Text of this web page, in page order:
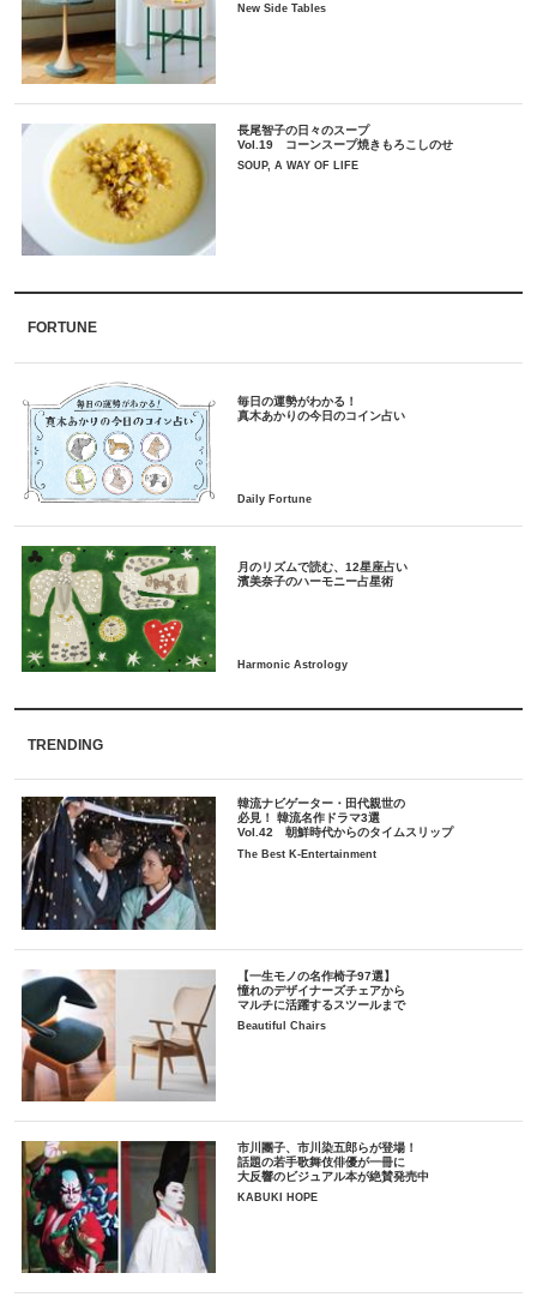
New Side Tables
長尾智子の日々のスープ
Vol.19 コーンスープ焼きもろこしのせ
SOUP, A WAY OF LIFE
FORTUNE
毎日の運勢がわかる！
月のリズムで読む、12星座占い
TRENDING
韓流ナビゲーター・田代親世の
必見！ 韓流名作ドラマ3選
Vol.42 朝鮮時代からのタイムスリップ
The Best K-Entertainment
【一生モノの名作椅子97選】
憧れのデザイナーズチェアから
マルチに活躍するスツールまで
Beautiful Chairs
市川團子、市川染五郎らが登場！
話題の若手歌舞伎俳優が一冊に
大反響のビジュアル本が絶賛発売中
KABUKI HOPE